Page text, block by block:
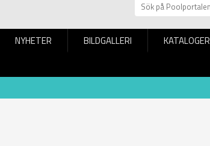
NYHETER BILDGALLERI KATALOGER